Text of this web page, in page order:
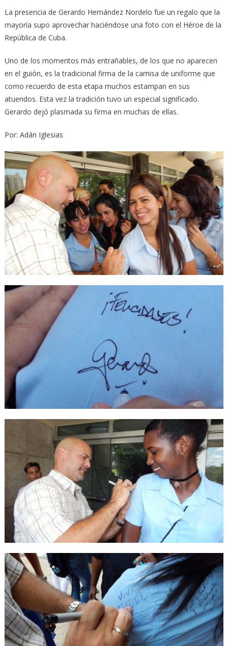
La presencia de Gerardo Hernández Nordelo fue un regalo que la
mayoría supo aprovechar haciéndose una foto con el Héroe de la
República de Cuba.
Uno de los momentos más entrañables, de los que no aparecen
en el guión, es la tradicional firma de la camisa de uniforme que
como recuerdo de esta etapa muchos estampan en sus
atuendos. Esta vez la tradición tuvo un especial significado.
Gerardo dejó plasmada su firma en muchas de ellas.
Por: Adán Iglesias